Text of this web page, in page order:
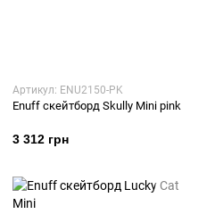
Артикул: ENU2150-PK
Enuff скейтборд Skully Mini pink
3 312 грн